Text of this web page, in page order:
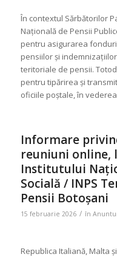
În contextul Sărbătorilor
Națională de Pensii
pentru asigurarea
pensiilor și
teritoriale de pensii.
pentru tipărirea și
oficiile poștale, în
Informare
reuniuni online,
Institutului
Socială / INPS
Pensii Botoșani
15 februarie 2026 / în
Republica Italiană, Malta